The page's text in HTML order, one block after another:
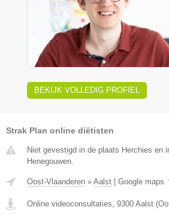
BEKIJK VOLLEDIG PROFIEL
Strak Plan online diëtisten
Niet gevestigd in de plaats Herchies en
Henegouwen.
Oost-Vlaanderen » Aalst Google maps
Online videoconsultaties, 9300 Aalst (